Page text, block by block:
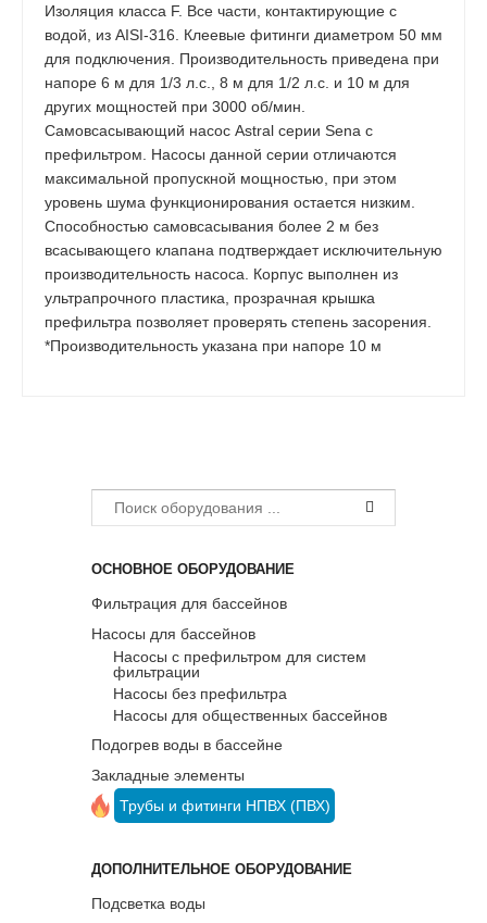
Изоляция класса F. Все части, контактирующие с
водой, из AISI-316. Клеевые фитинги диаметром 50 мм
для подключения. Производительность приведена при
напоре 6 м для 1/3 л.с., 8 м для 1/2 л.с. и 10 м для
других мощностей при 3000 об/мин.
Самовсасывающий насос Astral серии Sena с
префильтром. Насосы данной серии отличаются
максимальной пропускной мощностью, при этом
уровень шума функционирования остается низким.
Способностью самовсасывания более 2 м без
всасывающего клапана подтверждает исключительную
производительность насоса. Корпус выполнен из
ультрапрочного пластика, прозрачная крышка
префильтра позволяет проверять степень засорения.
*Производительность указана при напоре 10 м
ОСНОВНОЕ ОБОРУДОВАНИЕ
Фильтрация для бассейнов
Насосы для бассейнов
Насосы с префильтром для систем
фильтрации
Насосы без префильтра
Насосы для общественных бассейнов
Подогрев воды в бассейне
Закладные элементы
Трубы и фитинги НПВХ (ПВХ)
ДОПОЛНИТЕЛЬНОЕ ОБОРУДОВАНИЕ
Подсветка воды